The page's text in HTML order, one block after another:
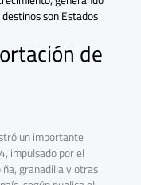
de
un importante
impulsado por el
granadilla y otras
son Estados